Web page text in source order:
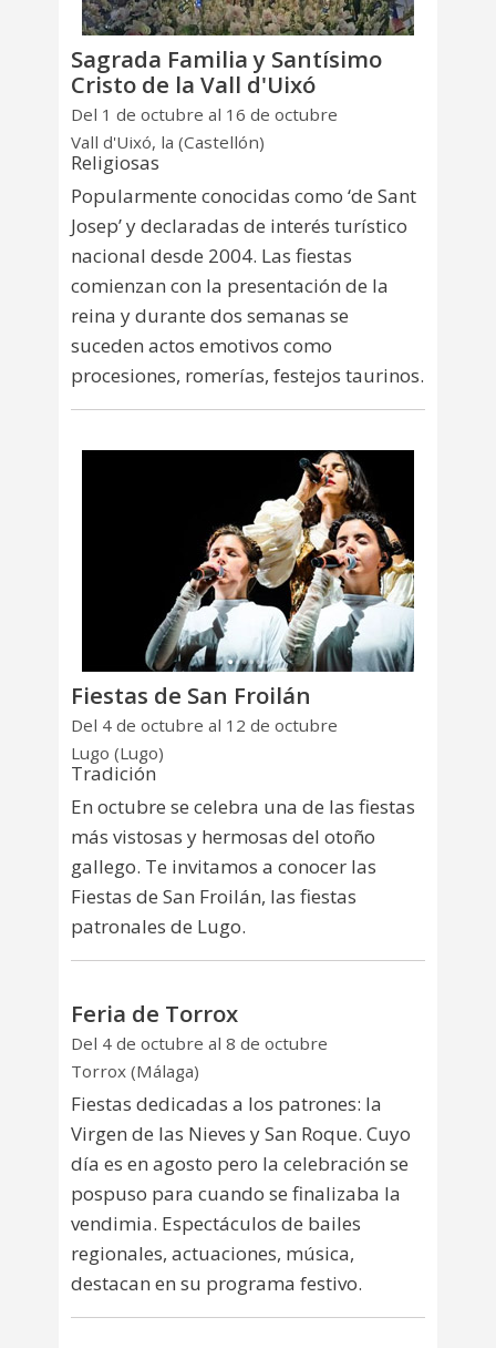
Sagrada Familia y Santísimo
Cristo de la Vall d'Uixó
Del 1 de octubre al 16 de octubre
Vall d'Uixó, la (Castellón)
Religiosas
Popularmente conocidas como ‘de Sant
Josep’ y declaradas de interés turístico
nacional desde 2004. Las fiestas
comienzan con la presentación de la
reina y durante dos semanas se
suceden actos emotivos como
procesiones, romerías, festejos taurinos.
Fiestas de San Froilán
Del 4 de octubre al 12 de octubre
Lugo (Lugo)
Tradición
En octubre se celebra una de las fiestas
más vistosas y hermosas del otoño
gallego. Te invitamos a conocer las
Fiestas de San Froilán, las fiestas
patronales de Lugo.
Feria de Torrox
Del 4 de octubre al 8 de octubre
Torrox (Málaga)
Fiestas dedicadas a los patrones: la
Virgen de las Nieves y San Roque. Cuyo
día es en agosto pero la celebración se
pospuso para cuando se finalizaba la
vendimia. Espectáculos de bailes
regionales, actuaciones, música,
destacan en su programa festivo.